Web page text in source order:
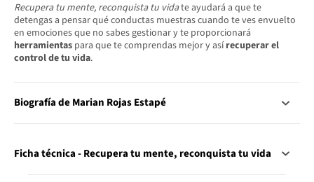
Recupera tu mente, reconquista tu vidate ayudará a que te
detengas a pensar qué conductas muestras cuando te ves envuelto
en emociones que no sabes gestionar y te proporcionará
herramientas para que te comprendas mejor y asírecuperar el
control de tu vida.
Biografía de Marian Rojas Estapé
Ficha técnica - Recupera tu mente, reconquista tu vida